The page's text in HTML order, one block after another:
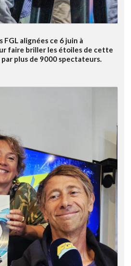
FGL alignées ce 6 juin à
faire briller les étoiles de cette
plus de 9000 spectateurs.